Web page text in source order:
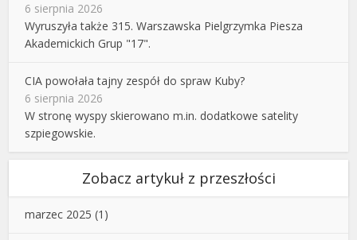
6 sierpnia 2026
Wyruszyła także 315. Warszawska Pielgrzymka Piesza
Akademickich Grup "17".
CIA powołała tajny zespół do spraw Kuby?
6 sierpnia 2026
W stronę wyspy skierowano m.in. dodatkowe satelity
szpiegowskie.
Zobacz artykuł z przeszłości
marzec 2025 (1)